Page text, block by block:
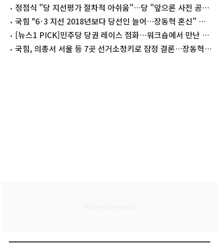
증(종합)
정점식 "당 지선평가 절차적 아쉬움"…당 "앞으론 사전 공
유"국힘 "6·3 지선 2018년보다 당선인 늘어…장동혁 혼신" 자
평 [뉴스1 PICK]민주당 당권 레이스 점화…워크숍에서 만난 정
청래·김민석
국힘, 의총서 서울 등 7곳 선거소청키로 잠정 결론…장동혁